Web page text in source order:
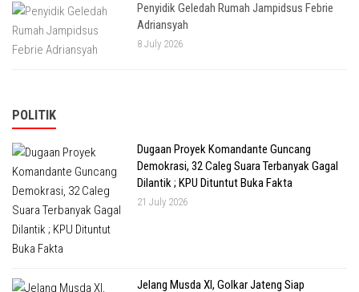
Penyidik Geledah Rumah Jampidsus Febrie
Adriansyah
8 July 2026
POLITIK
Dugaan Proyek Komandante Guncang
Demokrasi, 32 Caleg Suara Terbanyak Gagal
Dilantik ; KPU Dituntut Buka Fakta
21 July 2026
Jelang Musda XI, Golkar Jateng Siap